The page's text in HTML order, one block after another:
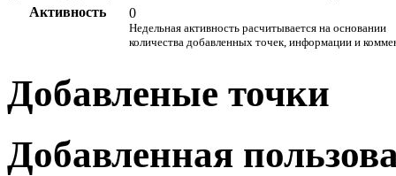
Активность
0
Недельная активность расчитывается на основании
количества добавленных точек, информации и
Добавленые точки
Добавленная